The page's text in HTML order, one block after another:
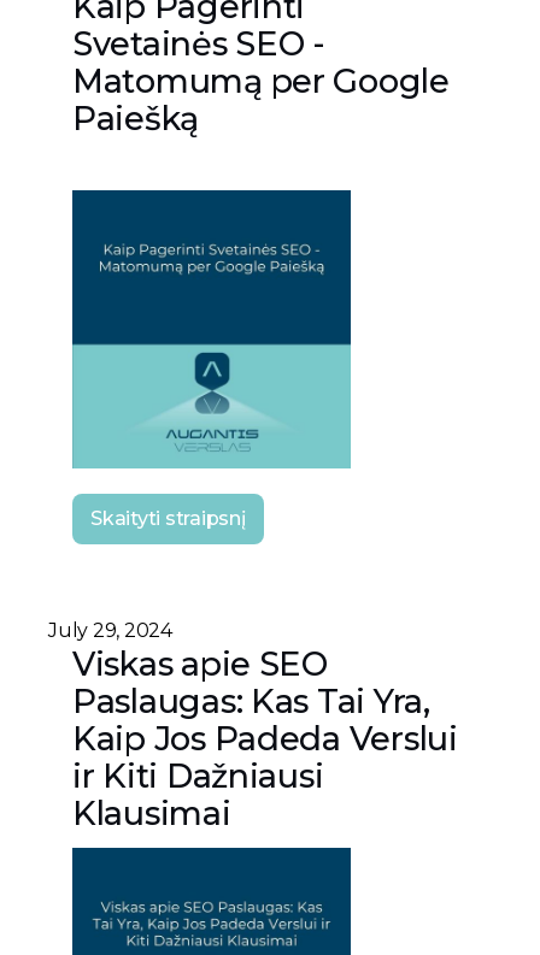
Svetainės SEO -
Matomumą per Google
Paiešką
Skaityti straipsnį
July 29, 2024
Viskas apie SEO
Paslaugas: Kas Tai Yra,
Kaip Jos Padeda Verslui
ir Kiti Dažniausi
Klausimai